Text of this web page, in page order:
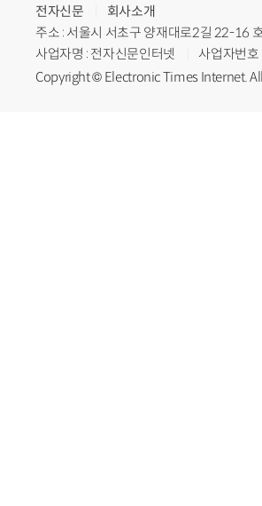
전자신문
회사소개
주소 : 서울시 서초구 양재대로2길 22-16
사업자명 : 전자신문인터넷
사업자번
Copyright © Electronic Times Internet.